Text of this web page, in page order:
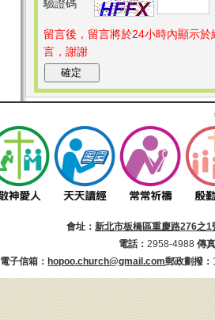
驗證碼
留言後，留言將於24小時內顯示
言，謝謝
會址：新北市板橋區重慶路276之1
電話： 2958-4988 傳
電子信箱：hopoo.church@gmail.com郵政劃撥：